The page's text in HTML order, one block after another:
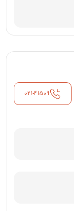
021-41509